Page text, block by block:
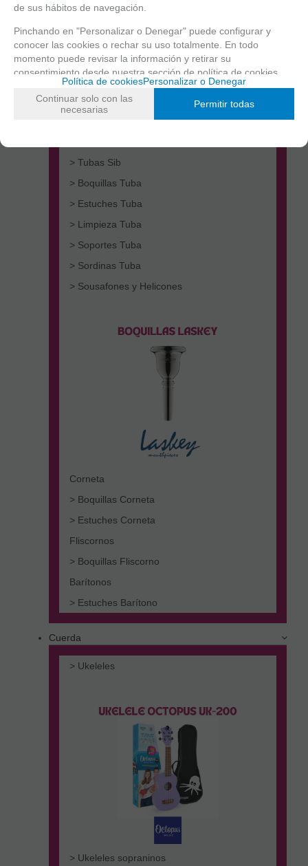
> Tubas Do
> Tubas Sib
> Boquillas Tuba
> Estuches Tuba
> Limpieza Tuba
> Soportes Tuba
> Sordinas Tuba
> Sousafones y Helicones
Corneta
> Boquillas Corneta
> Estuches Corneta
Fliscornos
> Boquillas Fliscorno
Barítonos
> Estuches Barítono
Cuerda
> Ukeleles
> Ukeleles sopraninos
de sus hábitos de navegación.
Pinchando en "Personalizar o Denegar" puede configurar y
conocer las cookies o rechar su uso totalmente. En todo
momento puede revisar la información y retirar su
consentimiento desde nuestra sección de política de cookies.
Política de cookiesPersonalizar o Denegar
Continuar solo con las
necesarias
Permitir todas